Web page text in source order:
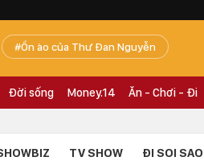
Ồn ào của Thư Đan Nguyễn
Đời sống Money.14 Ăn - Chơi - Đi
TV SHOW ĐI SOI